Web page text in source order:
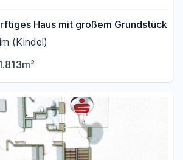
Haus mit großem Grundstück
(Kindel)